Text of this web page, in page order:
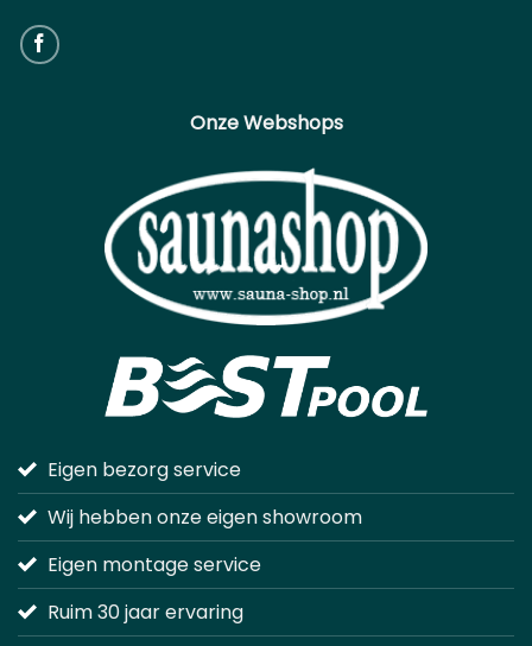
Onze Webshops
Eigen bezorg service
Wij hebben onze eigen showroom
Eigen montage service
Ruim 30 jaar ervaring